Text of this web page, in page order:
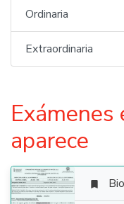
Ordinaria
Extraordinaria
Exámenes
aparece
